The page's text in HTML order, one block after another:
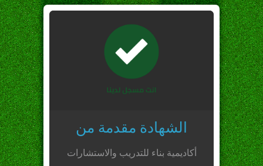
الشهادة مقدمة من
أكاديمية بناء للتدريب والاستشارات